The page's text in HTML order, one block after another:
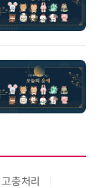
고충처리